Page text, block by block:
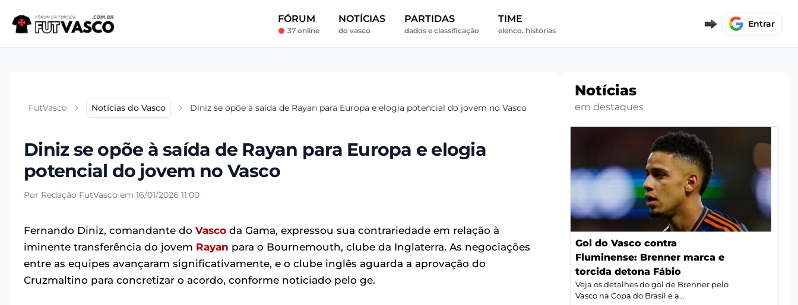
FÓRUM
37 online
NOTÍCIAS
do vasco
PARTIDAS
dados e classificação
TIME
elenco, histórias
Entrar
FutVasco Notícias do Vasco Diniz se opõe à saída de Rayan para Europa e elogia potencial do jovem no Vasco
Diniz se opõe à saída de Rayan para Europa e elogia
potencial do jovem no Vasco
Por Redação FutVasco em 16/01/2026 11:00
Fernando Diniz, comandante do Vasco da Gama, expressou sua contrariedade em relação à
iminente transferência do jovem Rayan para o Bournemouth, clube da Inglaterra. As negociações
entre as equipes avançaram significativamente, e o clube inglês aguarda a aprovação do
Cruzmaltino para concretizar o acordo, conforme noticiado pelo ge.
Notícias
em destaques
Gol do Vasco contra
Fluminense: Brenner marca e
torcida detona Fábio
Veja os detalhes do gol de Brenner pelo
Vasco na Copa do Brasil e a...